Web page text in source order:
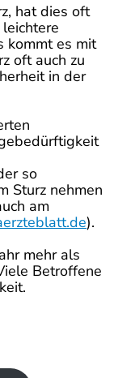
hat dies oft
kommt es mit
oft auch zu
in der
so
Sturz nehmen
am
).
mehr als
Betroffene